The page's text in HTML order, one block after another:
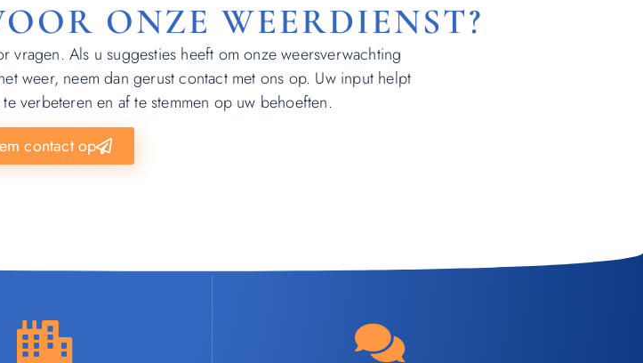
ONZE WEERDIENST?
Als u suggesties heeft om onze weersverwachting
weer, neem dan gerust contact met ons op. Uw input helpt
verbeteren en af te stemmen op uw behoeften.
contact op